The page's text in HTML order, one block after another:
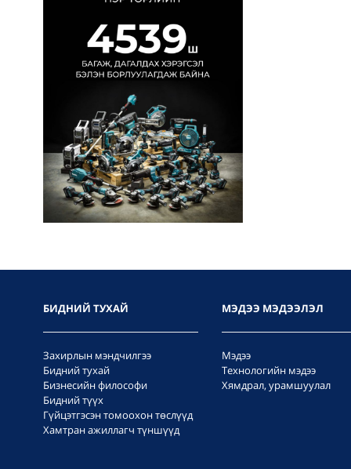
БИДНИЙ ТУХАЙ
Захирлын мэндчилгээ
Бидний тухай
Бизнесийн философи
Бидний түүх
Гүйцэтгэсэн томоохон төслүүд
Хамтран ажиллагч түншүүд
МЭДЭЭ МЭДЭЭЛЭЛ
Мэдээ
Технологийн мэдээ
Хямдрал, урамшуулал